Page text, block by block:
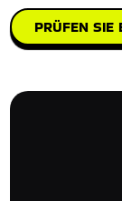
PRÜFEN SIE